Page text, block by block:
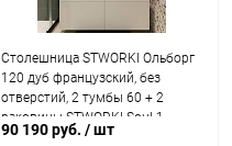
Столешница STWORKI Ольборг
120 дуб французский, без
отверстий, 2 тумбы 60 + 2
раковины STWORKI Soul 1
белой
90 190 руб. / шт